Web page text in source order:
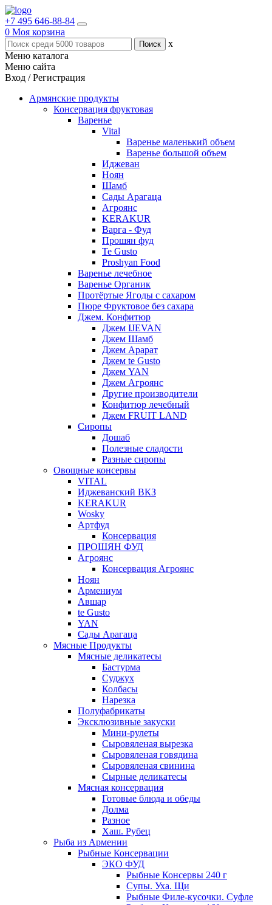
+7 495 646-88-84
0 Моя корзина
x
Меню каталога
Меню сайта
Вход / Регистрация
Армянские продукты
Консервация фруктовая
Варенье
Vital
Варенье маленький объем
Варенье большой объем
Иджеван
Ноян
Шамб
Сады Арагаца
Агроянс
KERAKUR
Варга - Фуд
Прошян фуд
Te Gusto
Proshyan Food
Варенье лечебное
Варенье Органик
Протёртые Ягоды с сахаром
Пюре Фруктовое без сахара
Джем. Конфитюр
Джем IJEVAN
Джем Шамб
Джем Арарат
Джем te Gusto
Джем YAN
Джем Агроянс
Другие производители
Конфитюр лечебный
Джем FRUIT LAND
Сиропы
Дошаб
Полезные сладости
Разные сиропы
Овощные консервы
VITAL
Иджеванский ВКЗ
KERAKUR
Wosky
Артфуд
Консервация
ПРОШЯН ФУД
Агроянс
Консервация Агроянс
Ноян
Армениум
Авшар
te Gusto
YAN
Сады Арагаца
Мясные Продукты
Мясные деликатесы
Бастурма
Суджух
Колбасы
Нарезка
Полуфабрикаты
Эксклюзивные закуски
Мини-рулеты
Сыровяленая вырезка
Сыровяленая говядина
Сыровяленая свинина
Сырные деликатесы
Мясная консервация
Готовые блюда и обеды
Долма
Разное
Хаш. Рубец
Рыба из Армении
Рыбные Консервации
ЭКО ФУД
Рыбные Консервы 240 г
Супы. Уха. Щи
Рыбные Филе-кусочки. Суфле